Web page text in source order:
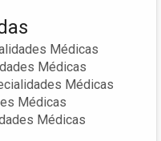
Médicas
Médicas
Médicas
Médicas
Médicas